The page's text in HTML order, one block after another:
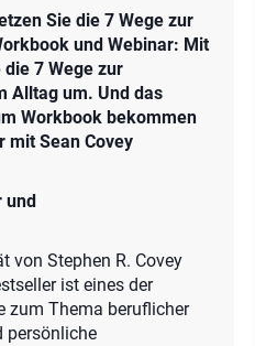
Sie die 7 Wege zur
und Webinar: Mit
7 Wege zur
Alltag um. Und das
Workbook bekommen
mit Sean Covey
und
von Stephen R. Covey
ist eines der
zum Thema beruflicher
persönliche